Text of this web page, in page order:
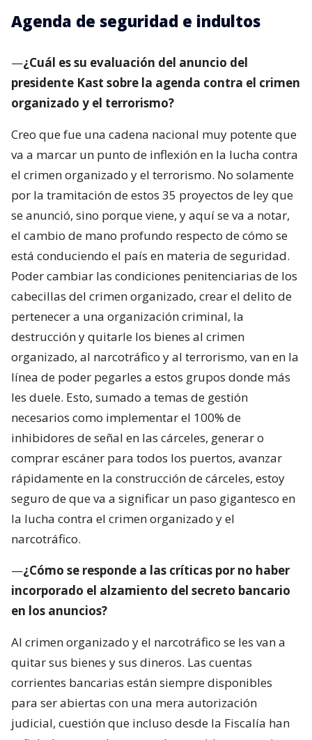
Agenda de seguridad e indultos
—¿Cuál es su evaluación del anuncio del
presidente Kast sobre la agenda contra el crimen
organizado y el terrorismo?
Creo que fue una cadena nacional muy potente que
va a marcar un punto de inflexión en la lucha contra
el crimen organizado y el terrorismo. No solamente
por la tramitación de estos 35 proyectos de ley que
se anunció, sino porque viene, y aquí se va a notar,
el cambio de mano profundo respecto de cómo se
está conduciendo el país en materia de seguridad.
Poder cambiar las condiciones penitenciarias de los
cabecillas del crimen organizado, crear el delito de
pertenecer a una organización criminal, la
destrucción y quitarle los bienes al crimen
organizado, al narcotráfico y al terrorismo, van en la
línea de poder pegarles a estos grupos donde más
les duele. Esto, sumado a temas de gestión
necesarios como implementar el 100% de
inhibidores de señal en las cárceles, generar o
comprar escáner para todos los puertos, avanzar
rápidamente en la construcción de cárceles, estoy
seguro de que va a significar un paso gigantesco en
la lucha contra el crimen organizado y el
narcotráfico.
—¿Cómo se responde a las críticas por no haber
incorporado el alzamiento del secreto bancario
en los anuncios?
Al crimen organizado y el narcotráfico se les van a
quitar sus bienes y sus dineros. Las cuentas
corrientes bancarias están siempre disponibles
para ser abiertas con una mera autorización
judicial, cuestión que incluso desde la Fiscalía han